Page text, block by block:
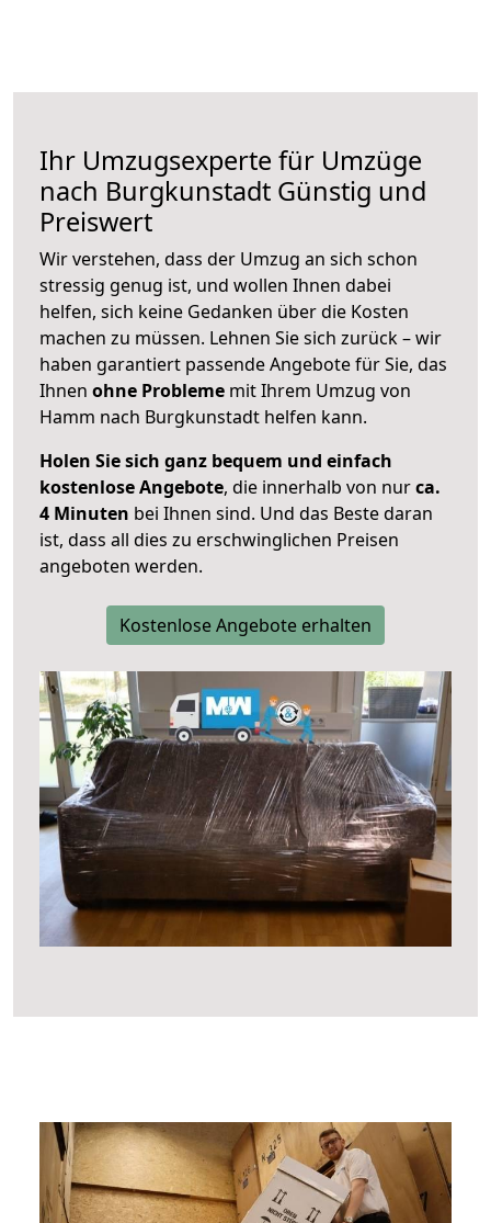
Ihr Umzugsexperte für Umzüge
nach Burgkunstadt Günstig und
Preiswert
Wir verstehen, dass der Umzug an sich schon
stressig genug ist, und wollen Ihnen dabei
helfen, sich keine Gedanken über die Kosten
machen zu müssen. Lehnen Sie sich zurück – wir
haben garantiert passende Angebote für Sie, das
Ihnen ohne Probleme mit Ihrem Umzug von
Hamm nach Burgkunstadt helfen kann.
Holen Sie sich ganz bequem und einfach
kostenlose Angebote, die innerhalb von nurca.
4 Minuten bei Ihnen sind. Und das Beste daran
ist, dass all dies zu erschwinglichen Preisen
angeboten werden.
Kostenlose Angebote erhalten